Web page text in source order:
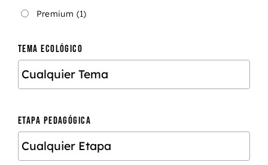
Premium (1)
TEMA ECOLÓGICO
ETAPA PEDAGÓGICA